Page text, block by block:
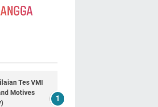
Tes VMI
Motives